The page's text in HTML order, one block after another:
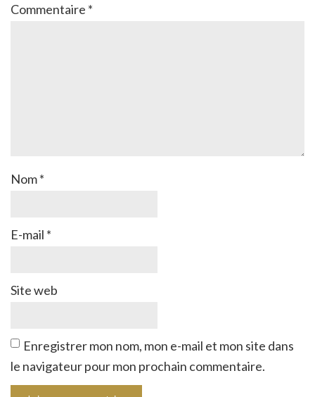
Commentaire *
Nom*
E-mail *
Site web
Enregistrer mon nom, mon e-mail et mon site dans
le navigateur pour mon prochain commentaire.